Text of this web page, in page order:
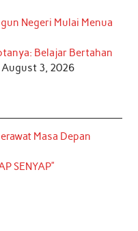
Negeri Mulai Menua
Belajar Bertahan
August 3, 2026
Masa Depan
SENYAP”